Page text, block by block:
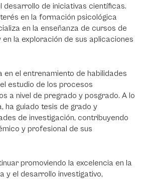
de iniciativas científicas.
en la formación psicológica
en la enseñanza de cursos de
la exploración de sus aplicaciones
en el entrenamiento de habilidades
estudio de los procesos
a nivel de pregrado y posgrado. A lo
ha guiado tesis de grado y
de investigación, contribuyendo
y profesional de sus
promoviendo la excelencia en la
y el desarrollo investigativo,